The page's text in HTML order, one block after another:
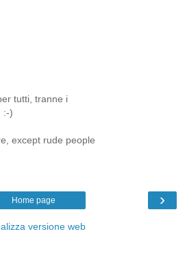
tutti, tranne i
:-)
except rude people
›
Home page
versione web